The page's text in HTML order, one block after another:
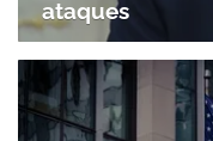
ataques